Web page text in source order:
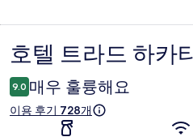
이
용
후
호텔 트라드 하카
9.0 매우 훌륭해요
이용 후기 728개